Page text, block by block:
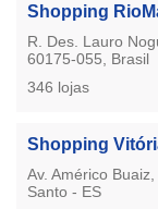
Shopping
R. Des. Lauro
60175-055, Brasil
346 lojas
Shopping
Av. Américo
Santo - ES